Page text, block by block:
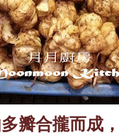
瓣合攏而成